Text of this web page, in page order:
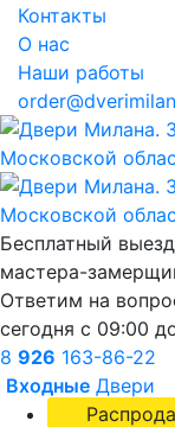
Контакты
О нас
Наши работы
Бесплатный выезд
мастера-
Ответим на
сегодня с 09:00
8 926 163-86-22
Входные Двери